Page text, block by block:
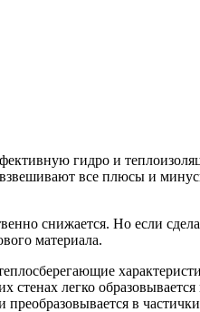
гидро и
все плюсы и
снижается. Но если
материала.
легко
в